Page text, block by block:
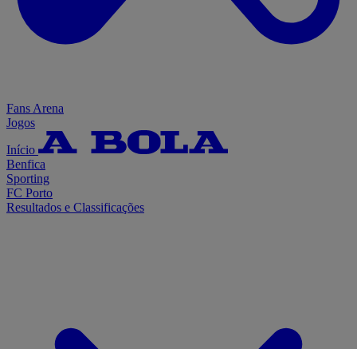
Fans Arena
Jogos
Início
Benfica
Sporting
FC Porto
Resultados e Classificações